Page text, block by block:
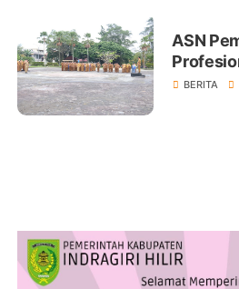
ASN
BERITA